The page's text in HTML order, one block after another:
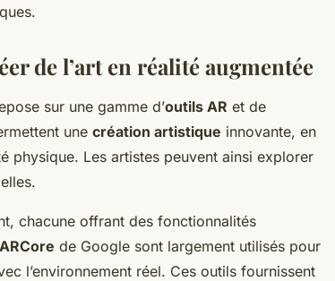
de l’art en réalité augmentée
sur une gamme d’outils AR et de
une création artistique innovante, en
physique. Les artistes peuvent ainsi explorer
chacune offrant des fonctionnalités
ARCore de Google sont largement utilisés pour
l’environnement réel. Ces outils fournissent